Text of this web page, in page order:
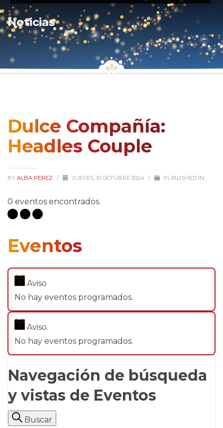
Noticias
Dulce Compañía:
Headles Couple
BY ALBA PEREZ / JUEVES, 10 OCTUBRE 2024 / PUBLISHED IN
0 eventos encontrados.
Eventos
Aviso
No hay eventos programados.
Aviso
No hay eventos programados.
Navegación de búsqueda
y vistas de Eventos
Buscar